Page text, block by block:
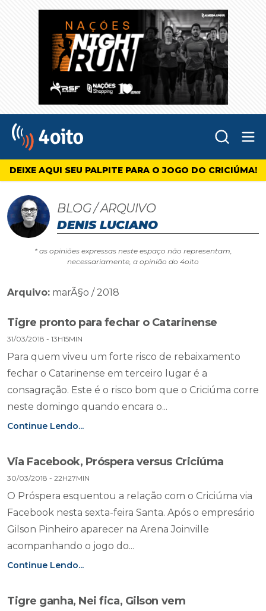
4oito
DEIXE AQUI SEU PALPITE PARA O JOGO DO CRICIÚMA!
BLOG / ARQUIVO
DENIS LUCIANO
* as opiniões expressas neste espaço não representam,
necessariamente, a opinião do 4oito
Arquivo: marÃ§o / 2018
Tigre pronto para fechar o Catarinense
31/03/2018 - 13H15MIN
Para quem viveu um forte risco de rebaixamento
fechar o Catarinense em terceiro lugar é a
consagração. Este é o risco bom que o Criciúma corre
neste domingo quando encara o...
Continue Lendo...
Via Facebook, Próspera versus Criciúma
30/03/2018 - 22H27MIN
O Próspera esquentou a relação com o Criciúma via
Facebook nesta sexta-feira Santa. Após o empresário
Gilson Pinheiro aparecer na Arena Joinville
acompanhando o jogo do...
Continue Lendo...
Tigre ganha, Nei fica, Gilson vem